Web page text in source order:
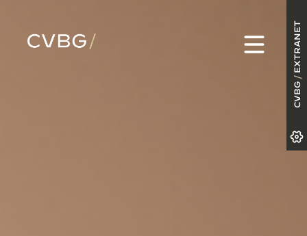
CVBG
/
EXTRANET